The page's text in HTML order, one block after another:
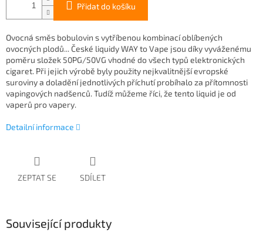
Přidat do košíku
Ovocná směs bobulovin s vytříbenou kombinací oblíbených
ovocných plodů... České liquidy WAY to Vape jsou díky vyváženému
poměru složek 50PG/50VG vhodné do všech typů elektronických
cigaret. Při jejich výrobě byly použity nejkvalitnější evropské
suroviny a doladění jednotlivých příchutí probíhalo za přítomnosti
vapingových nadšenců. Tudíž můžeme říci, že tento liquid je od
vaperů pro vapery.
Detailní informace
ZEPTAT SE SDÍLET
Související produkty